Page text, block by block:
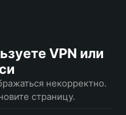
VPN или
некорректно.
страницу.